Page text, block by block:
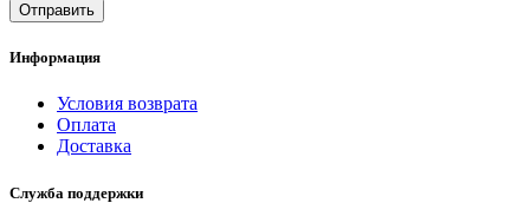
Отправить
Информация
Условия возврата
Оплата
Доставка
Служба поддержки